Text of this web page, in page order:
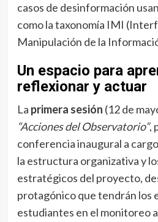
casos de desinformación
como la taxonomía IMI
Manipulación de la
Un espacio para
reflexionar y actuar
La primera sesión (12 de
“Acciones del Observatorio”,
conferencia inaugural a
la estructura organizativa y
estratégicos del proyecto,
protagónico que tendrán los
estudiantes en el monitoreo